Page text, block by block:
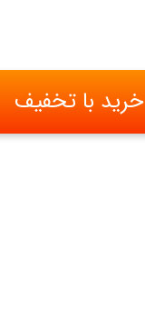
خرید با تخفیف